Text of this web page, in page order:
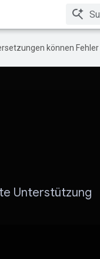
können Fehler
Unterstützung